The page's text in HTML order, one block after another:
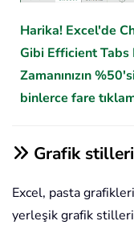
Harika! Excel'de
Gibi Efficient Tabs
Zamanınızın
binlerce fare
Grafik
Excel, pasta
yerleşik grafik